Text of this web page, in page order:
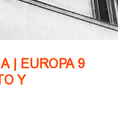
| EUROPA 9
Y